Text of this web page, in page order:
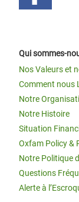
Qui sommes-
Nos Valeurs et
Comment nous
Notre
Notre Histoire
Situation
Oxfam Policy &
Notre Politique
Questions
Alerte à